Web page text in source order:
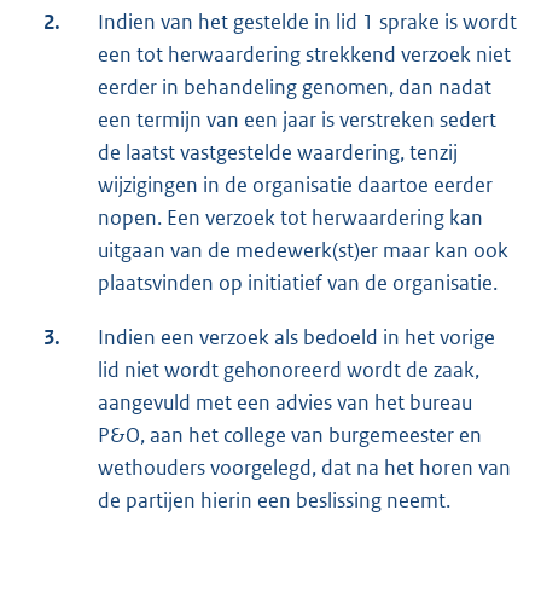
2.
Indien van het gestelde in lid 1 sprake is wordt
een tot herwaardering strekkend verzoek niet
eerder in behandeling genomen, dan nadat
een termijn van een jaar is verstreken sedert
de laatst vastgestelde waardering, tenzij
wijzigingen in de organisatie daartoe eerder
nopen. Een verzoek tot herwaardering kan
uitgaan van de medewerk(st)er maar kan ook
plaatsvinden op initiatief van de organisatie.
3.
Indien een verzoek als bedoeld in het vorige
lid niet wordt gehonoreerd wordt de zaak,
aangevuld met een advies van het bureau
P&O, aan het college van burgemeester en
wethouders voorgelegd, dat na het horen van
de partijen hierin een beslissing neemt.